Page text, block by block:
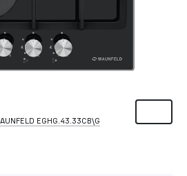
EGHG.43.33CB\G